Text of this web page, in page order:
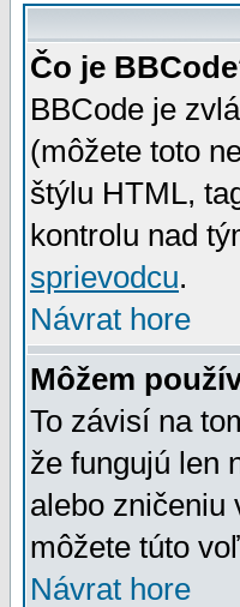
Čo je
BBCode je
(môžete toto
štýlu HTML,
kontrolu nad
sprievodcu.
Návrat hore
Môžem
To závisí na
že fungujú len
alebo zničeniu
môžete túto
Návrat hore